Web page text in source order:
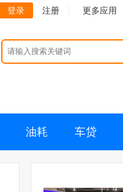
登录 注册 更多应用
油耗 车贷